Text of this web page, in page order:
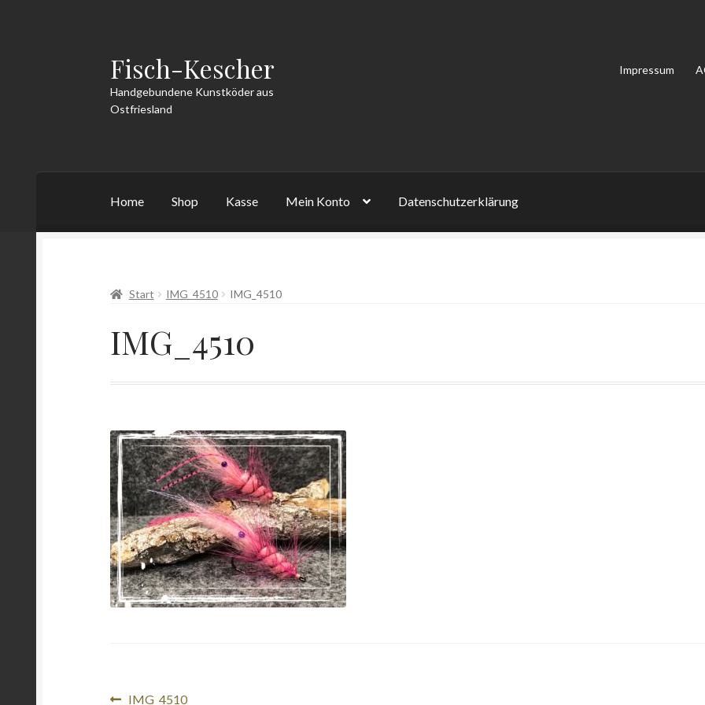
Zur
Navigation
springen
Zum
Inhalt
springen
Fisch-Kescher
Handgebundene Kunstköder aus
Ostfriesland
Impressum
Home Shop Kasse Mein Konto Datenschutzerklärung
Vertrag widerrufenWarenkorbWiderrufsbelehrung
Start IMG_4510 IMG_4510
IMG_4510
Vorheriger
IMG_4510